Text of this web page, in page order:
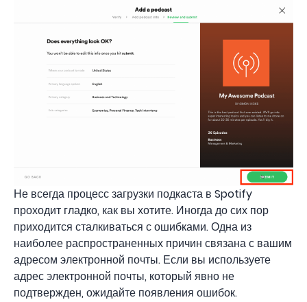
Не всегда процесс загрузки подкаста в Spotify
проходит гладко, как вы хотите. Иногда до сих пор
приходится сталкиваться с ошибками. Одна из
наиболее распространенных причин связана с вашим
адресом электронной почты. Если вы используете
адрес электронной почты, который явно не
подтвержден, ожидайте появления ошибок.